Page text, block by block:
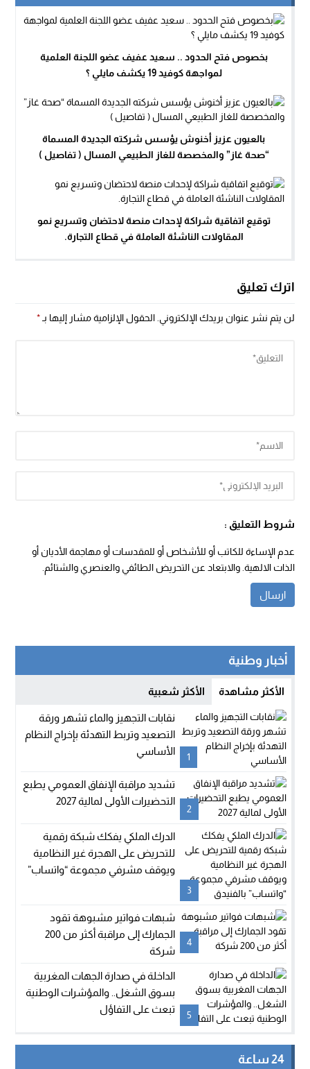
بخصوص فتح الحدود .. سعيد عفيف عضو اللجنة العلمية
لمواجهة كوفيد 19 يكشف مايلي ؟
بالعيون عزيز أخنوش يؤسس شركته الجديدة المسماة
“صحة غاز” والمخصصة للغاز الطبيعي المسال ( تفاصيل )
توقيع اتفاقية شراكة لإحداث منصة لاحتضان وتسريع نمو
المقاولات الناشئة العاملة في قطاع التجارة.
اترك تعليق
لن يتم نشر عنوان بريدك الإلكتروني. الحقول الإلزامية مشار إليها بـ*
شروط التعليق :
عدم الإساءة للكاتب أو للأشخاص أو للمقدسات أو مهاجمة الأديان أو
الذات الالهية. والابتعاد عن التحريض الطائفي والعنصري والشتائم.
أخبار وطنية
الأكثر مشاهدة الأكثر شعبية
1
نقابات التجهيز والماء تشهر ورقة
التصعيد وتربط التهدئة بإخراج النظام
الأساسي
2
تشديد مراقبة الإنفاق العمومي يطبع
التحضيرات الأولى لمالية 2027
3
الدرك الملكي يفكك شبكة رقمية
للتحريض على الهجرة غير النظامية
ويوقف مشرفي مجموعة “واتساب”
4
شبهات فواتير مشبوهة تقود
الجمارك إلى مراقبة أكثر من 200
شركة
5
الداخلة في صدارة الجهات المغربية
بسوق الشغل.. والمؤشرات الوطنية
تبعث على التفاؤل
24 ساعة